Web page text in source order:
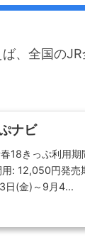
、全国の
ナビ
18きっぷ利用
: 12,050円発
日(金)～9月4...